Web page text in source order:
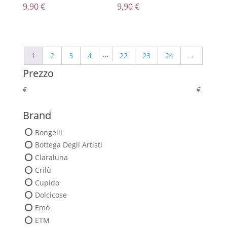
Prezzo
€ €
Brand
Bongelli
Bottega Degli Artisti
Claraluna
Crilù
Cupido
Dolcicose
Emò
ETM
9,90€ 9,90€
1 2 3 4 … 22 23 24 →